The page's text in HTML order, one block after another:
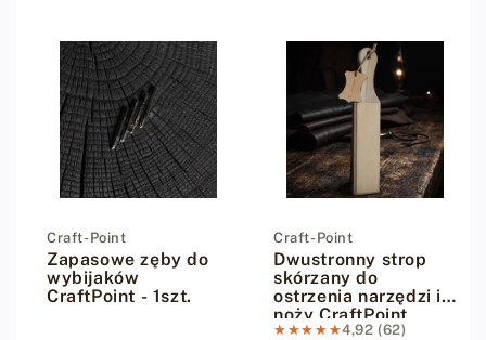
Dostawca:
Craft-Point
Zapasowe zęby do
wybijaków
CraftPoint - 1szt.
Dostawca:
Craft-Point
Dwustronny strop
skórzany do
ostrzenia narzędzi i
noży CraftPoint
★★★★★
★★★★★4,92 (62)